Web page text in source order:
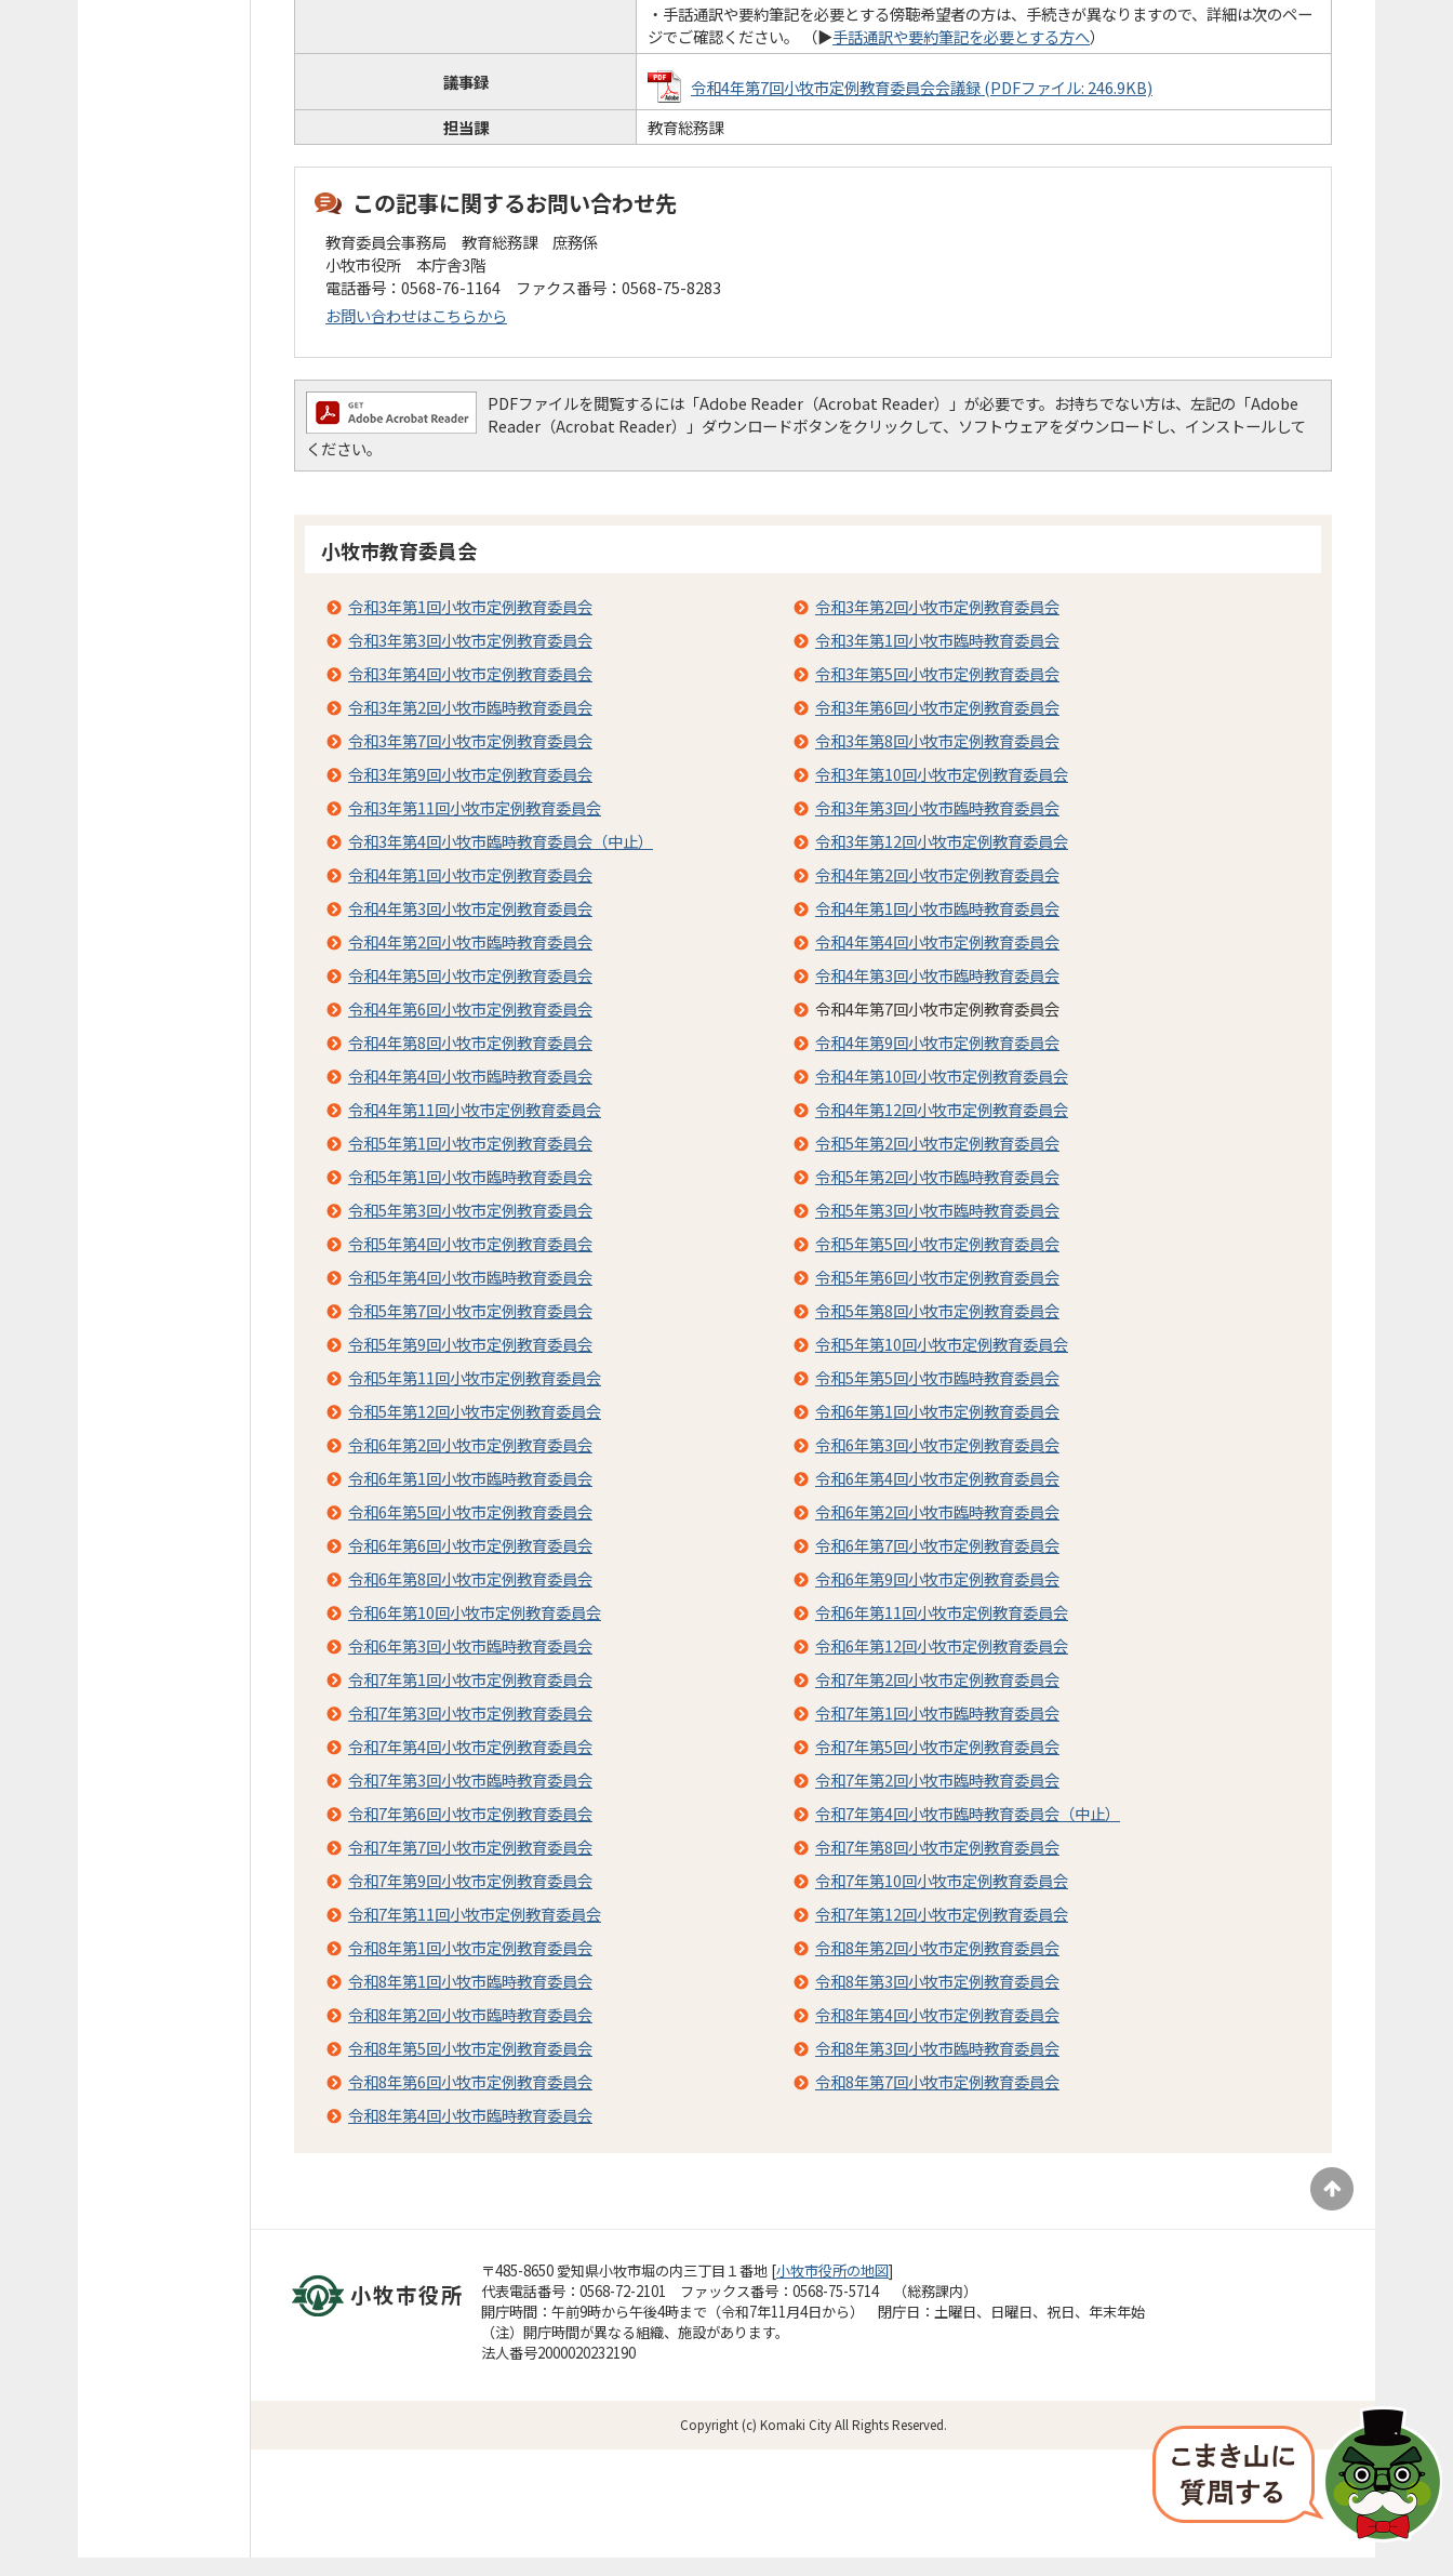
・手話通訳や要約筆記を必要とする傍聴希望者の方は、手続きが異なりますので、詳細は次のペー
ジでご確認ください。 （▶手話通訳や要約筆記を必要とする方へ）
議事録
令和4年第7回小牧市定例教育委員会会議録 (PDFファイル: 246.9KB)
担当課
教育総務課
この記事に関するお問い合わせ先
教育委員会事務局 教育総務課 庶務係
小牧市役所 本庁舎3階
電話番号：0568-76-1164 ファクス番号：0568-75-8283
お問い合わせはこちらから
PDFファイルを閲覧するには「Adobe Reader（Acrobat Reader）」が必要です。お持ちでない方は、左記の「Adobe
Reader（Acrobat Reader）」ダウンロードボタンをクリックして、ソフトウェアをダウンロードし、インストールして
ください。
小牧市教育委員会
令和3年第1回小牧市定例教育委員会
令和3年第2回小牧市定例教育委員会
令和3年第3回小牧市定例教育委員会
令和3年第1回小牧市臨時教育委員会
令和3年第4回小牧市定例教育委員会
令和3年第5回小牧市定例教育委員会
令和3年第2回小牧市臨時教育委員会
令和3年第6回小牧市定例教育委員会
令和3年第7回小牧市定例教育委員会
令和3年第8回小牧市定例教育委員会
令和3年第9回小牧市定例教育委員会
令和3年第10回小牧市定例教育委員会
令和3年第11回小牧市定例教育委員会
令和3年第3回小牧市臨時教育委員会
令和3年第4回小牧市臨時教育委員会（中止）
令和3年第12回小牧市定例教育委員会
令和4年第1回小牧市定例教育委員会
令和4年第2回小牧市定例教育委員会
令和4年第3回小牧市定例教育委員会
令和4年第1回小牧市臨時教育委員会
令和4年第2回小牧市臨時教育委員会
令和4年第4回小牧市定例教育委員会
令和4年第5回小牧市定例教育委員会
令和4年第3回小牧市臨時教育委員会
令和4年第6回小牧市定例教育委員会
令和4年第7回小牧市定例教育委員会
令和4年第8回小牧市定例教育委員会
令和4年第9回小牧市定例教育委員会
令和4年第4回小牧市臨時教育委員会
令和4年第10回小牧市定例教育委員会
令和4年第11回小牧市定例教育委員会
令和4年第12回小牧市定例教育委員会
令和5年第1回小牧市定例教育委員会
令和5年第2回小牧市定例教育委員会
令和5年第1回小牧市臨時教育委員会
令和5年第2回小牧市臨時教育委員会
令和5年第3回小牧市定例教育委員会
令和5年第3回小牧市臨時教育委員会
令和5年第4回小牧市定例教育委員会
令和5年第5回小牧市定例教育委員会
令和5年第4回小牧市臨時教育委員会
令和5年第6回小牧市定例教育委員会
令和5年第7回小牧市定例教育委員会
令和5年第8回小牧市定例教育委員会
令和5年第9回小牧市定例教育委員会
令和5年第10回小牧市定例教育委員会
令和5年第11回小牧市定例教育委員会
令和5年第5回小牧市臨時教育委員会
令和5年第12回小牧市定例教育委員会
令和6年第1回小牧市定例教育委員会
令和6年第2回小牧市定例教育委員会
令和6年第3回小牧市定例教育委員会
令和6年第1回小牧市臨時教育委員会
令和6年第4回小牧市定例教育委員会
令和6年第5回小牧市定例教育委員会
令和6年第2回小牧市臨時教育委員会
令和6年第6回小牧市定例教育委員会
令和6年第7回小牧市定例教育委員会
令和6年第8回小牧市定例教育委員会
令和6年第9回小牧市定例教育委員会
令和6年第10回小牧市定例教育委員会
令和6年第11回小牧市定例教育委員会
令和6年第3回小牧市臨時教育委員会
令和6年第12回小牧市定例教育委員会
令和7年第1回小牧市定例教育委員会
令和7年第2回小牧市定例教育委員会
令和7年第3回小牧市定例教育委員会
令和7年第1回小牧市臨時教育委員会
令和7年第4回小牧市定例教育委員会
令和7年第5回小牧市定例教育委員会
令和7年第3回小牧市臨時教育委員会
令和7年第2回小牧市臨時教育委員会
令和7年第6回小牧市定例教育委員会
令和7年第4回小牧市臨時教育委員会（中止）
令和7年第7回小牧市定例教育委員会
令和7年第8回小牧市定例教育委員会
令和7年第9回小牧市定例教育委員会
令和7年第10回小牧市定例教育委員会
令和7年第11回小牧市定例教育委員会
令和7年第12回小牧市定例教育委員会
令和8年第1回小牧市定例教育委員会
令和8年第2回小牧市定例教育委員会
令和8年第1回小牧市臨時教育委員会
令和8年第3回小牧市定例教育委員会
令和8年第2回小牧市臨時教育委員会
令和8年第4回小牧市定例教育委員会
令和8年第5回小牧市定例教育委員会
令和8年第3回小牧市臨時教育委員会
令和8年第6回小牧市定例教育委員会
令和8年第7回小牧市定例教育委員会
令和8年第4回小牧市臨時教育委員会
小牧市役所
〒485-8650 愛知県小牧市堀の内三丁目１番地 [小牧市役所の地図]
代表電話番号：0568-72-2101 ファックス番号：0568-75-5714 （総務課内）
開庁時間：午前9時から午後4時まで（令和7年11月4日から） 閉庁日：土曜日、日曜日、祝日、年末年始
（注）開庁時間が異なる組織、施設があります。
法人番号2000020232190
Copyright (c) Komaki City All Rights Reserved.